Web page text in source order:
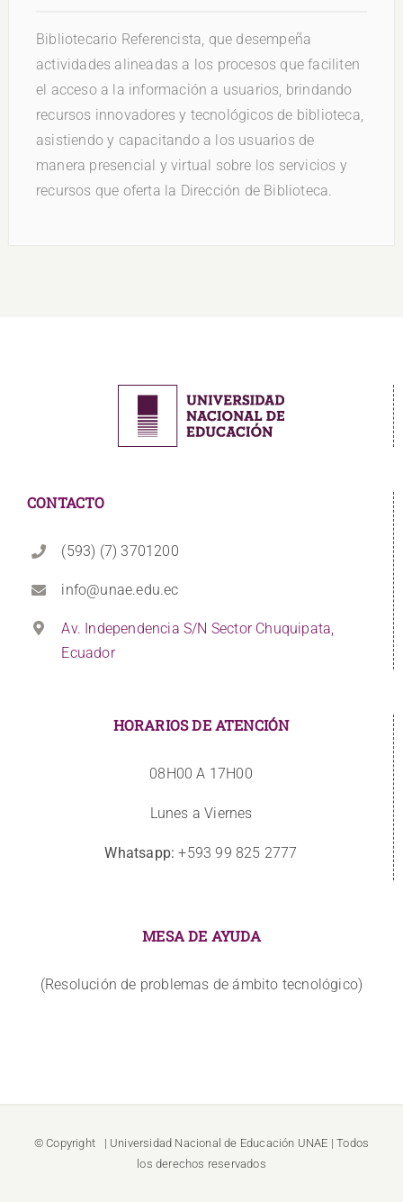
Bibliotecario Referencista, que desempeña
actividades alineadas a los procesos que faciliten
el acceso a la información a usuarios, brindando
recursos innovadores y tecnológicos de biblioteca,
asistiendo y capacitando a los usuarios de
manera presencial y virtual sobre los servicios y
recursos que oferta la Dirección de Biblioteca.
CONTACTO
(593) (7) 3701200
info@unae.edu.ec
Av. Independencia S/N Sector Chuquipata,
Ecuador
HORARIOS DE ATENCIÓN
08H00 A 17H00
Lunes a Viernes
Whatsapp: +593 99 825 2777
MESA DE AYUDA
(Resolución de problemas de ámbito tecnológico)
© Copyright | Universidad Nacional de Educación UNAE | Todos
los derechos reservados